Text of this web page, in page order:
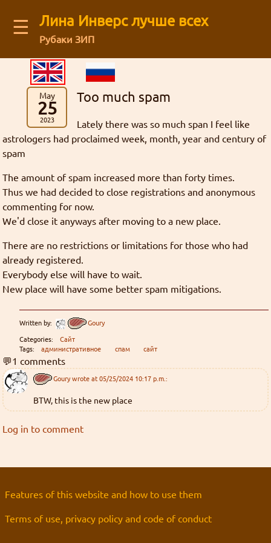
☰ Лина Инверс лучше всех
Рубаки ЗИП
You are not logged in
Log inorregirsteran account
May
25
2023
Too much spam
Lately there was so much span I feel like
astrologers had proclaimed week, month, year and century of
spam
The amount of spam increased more than forty times.
Thus we had decided to close registrations and anonymous
commenting for now.
We'd close it anyways after moving to a new place.
There are no restrictions or limitations for those who had
already registered.
Everybody else will have to wait.
New place will have some better spam mitigations.
Written by:
Goury
Categories:
Сайт
Tags:
административное спам сайт
💬1 comments
Gourywrote at 05/25/2024 10:17 p.m.:
BTW, this is the new place
Log in to comment
Message board
Feedback form
Store
Архив старого форума
Можешь ли ты общаться с нами через
Дискорд?
Ввиду некоторых политических
действий, Дискорд может быть
недоступен в некоторых регионах. Мы
хотим быть уверены в том что все
желающие смогут зайти в чат.
Нет
Да
You must log in to vote
You can check the results in archive when
the poll is closed
Polls archive
Аниме (12)
Рубаки
(55)
Магия
(17)
Культура
География (5)
Творчество (71)
Переводы
(26)
Сайт (31)
Флуд (3)
Всякие всякости (30)
Рецензии (5)
Хорошие, добрые буквы
Хорошие, добрые картинки
Grammar nazi (3)
Новости (6)
Форум Slayers.RU
Latest blog comments:
Mega Brand Kikaku от 15.03.2026 (Вопросы месяца №174)
Джима
: На последний вопрос старичок
Кандзака на удивление прямо ответил 😺
Mega Brand Kikaku от 03.11.2025 (Вопросы месяца №170)
Mega Brand Kikaku от 04.10.2025 (Вопросы месяца №169)
Grabz: Как раз недавно вспоминал на
анимефоруме про Аматэру, гы.
Nous_Magus : Это хорошие новости. Надеюсь,
что развитие будет продолжаться.
Сборник вопросов месяца с 5 по 155
Goury: (ﾉ◕ヮ◕)ﾉ*:･ﾟ✧ ❤️
Золотые купоны были отправлены старым участникам
Grabz: Я хз че такое "OPT аутентификация",
Эрнст памаги! Двухфакторная что ли?
((╬ಠิ﹏ಠิ))
Grabz: А что там с камь-юнити Слеерс-
параллель? Последний раз когда проверял у них
люди были 8 лет?
Grabz: Похоже просто до Клавдифлёра
для этого домена, вроде заработало.
((╬ಠิ﹏ಠิ))
фанфик буквы
Revolution Кселлос Мартина японский фанарт
административное
жизнь торжественно форум
интервью ня грустно
Рубаки
L-сама сайт ответы история боги
матчасть
Кандзака статья
мазоку Гаури кризис Луна Инверс
мироздание
Blue in the shell
перевод
фанарт Предупреждений нет
Recent visitors
Guests: 15
Members: 0
Features of this website and how to use them
Terms of use, privacy policy and code of conduct